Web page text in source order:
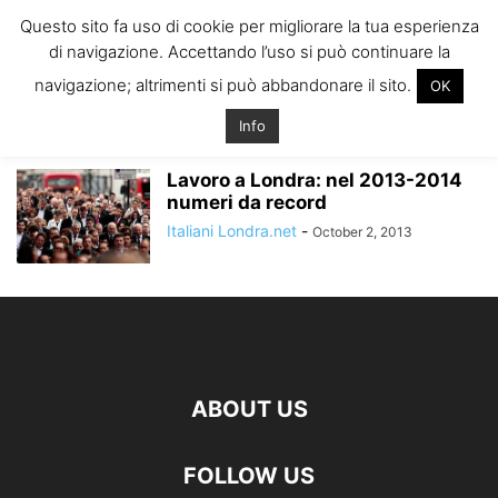
ITALIANI A
LONDRA
Il blog degli Italiani nella rebel city
Home Tags Offerte lavoro 2014 londra
offerte lavoro 2014 londra
Lavoro a Londra: nel 2013-2014
numeri da record
Italiani Londra.net - October 2, 2013
ABOUT US
FOLLOW US
Questo sito fa uso di cookie per migliorare la tua esperienza
di navigazione. Accettando l’uso si può continuare la
navigazione; altrimenti si può abbandonare il sito.
OK
Info